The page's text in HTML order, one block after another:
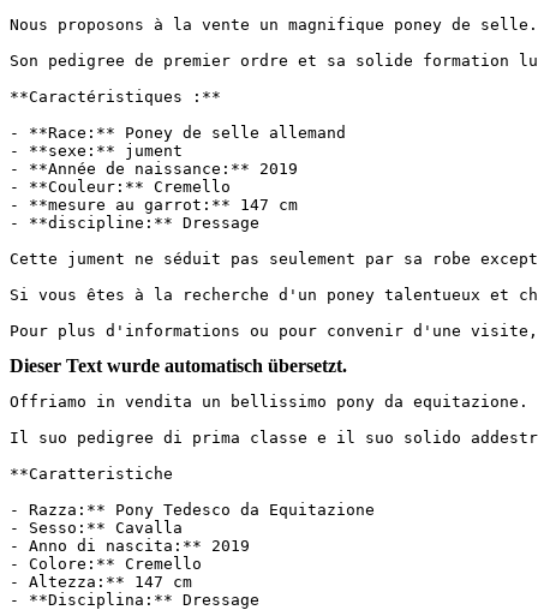
Nous proposons à la vente un magnifique poney de
Son pedigree de premier ordre et sa solide
**Caractéristiques :**
- **Race:** Poney de selle allemand
- **sexe:** jument
- **Année de naissance:** 2019
- **Couleur:** Cremello
- **mesure au garrot:** 147 cm
- **discipline:** Dressage
Cette jument ne séduit pas seulement par sa robe
Si vous êtes à la recherche d'un poney talentueux et
Pour plus d'informations ou pour convenir d'une
Dieser Text wurde automatisch übersetzt.
Offriamo in vendita un bellissimo pony da
Il suo pedigree di prima classe e il suo solido
**Caratteristiche
- Razza:** Pony Tedesco da Equitazione
- Sesso:** Cavalla
- Anno di nascita:** 2019
- Colore:** Cremello
- Altezza:** 147 cm
- **Disciplina:** Dressage